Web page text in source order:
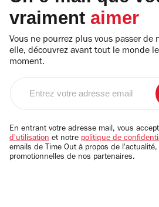
vraiment aimer
Vous ne pourrez plus vous passer de
elle, découvrez avant tout le monde
moment.
email
En entrant votre adresse mail, vous
d'utilisation et notre politique de
emails de Time Out à propos de
promotionnelles de nos partenaires.